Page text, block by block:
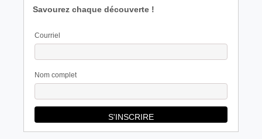
Savourez chaque découverte !
Courriel
Nom complet